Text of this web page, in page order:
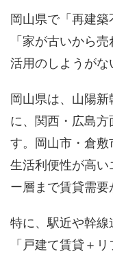
岡山県で「再建築
「家が古いから
活用のしようがな
岡山県は、山陽
に、関西・広島
す。岡山市・倉
生活利便性が高い
ー層まで賃貸需要
特に、駅近や幹線
「戸建て賃貸＋